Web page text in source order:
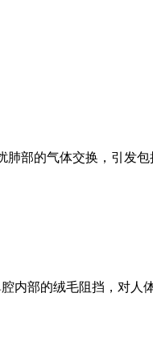
部的气体交换，引发
内部的绒毛阻挡，对人